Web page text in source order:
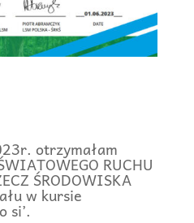
otrzymałam
RUCHU
ŚRODOWISKA
w kursie
si’.